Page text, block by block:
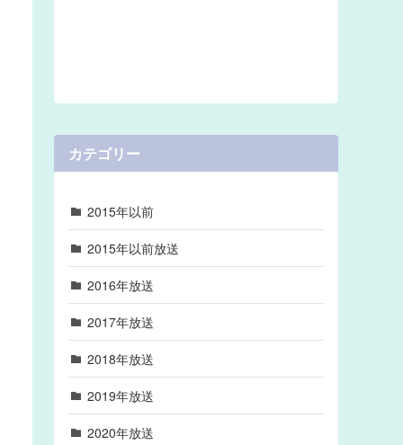
カテゴリー
2015年以前
2015年以前放送
2016年放送
2017年放送
2018年放送
2019年放送
2020年放送